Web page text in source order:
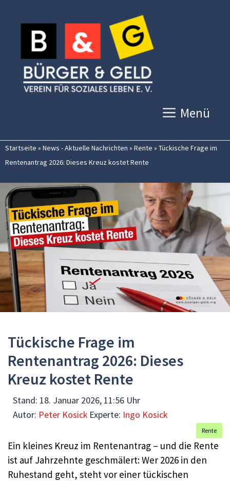
Inhalt
springen
Menü
Startseite » News - Aktuelle Nachrichten » Rente » Tückische Frage im
Rentenantrag 2026: Dieses Kreuz kostet Rente
Tückische Frage im
Rentenantrag 2026: Dieses
Kreuz kostet Rente
Stand: 18. Januar 2026, 11:56 Uhr
Autor: Peter Kosick Experte: Ingo Kosick
Rente
Ein kleines Kreuz im Rentenantrag – und die Rente
ist auf Jahrzehnte geschmälert: Wer 2026 in den
Ruhestand geht, steht vor einer tückischen